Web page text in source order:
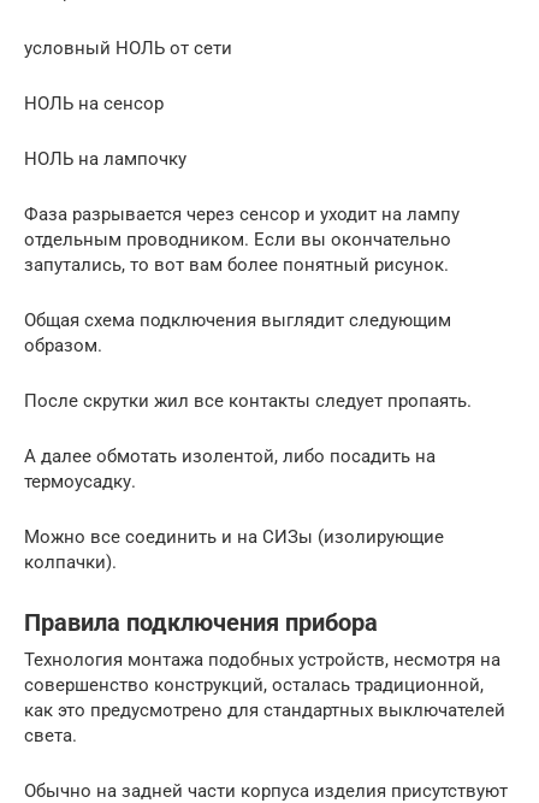
условный НОЛЬ от сети
НОЛЬ на сенсор
НОЛЬ на лампочку
Фаза разрывается через сенсор и уходит на лампу
отдельным проводником. Если вы окончательно
запутались, то вот вам более понятный рисунок.
Общая схема подключения выглядит следующим
образом.
После скрутки жил все контакты следует пропаять.
А далее обмотать изолентой, либо посадить на
термоусадку.
Можно все соединить и на СИЗы (изолирующие
колпачки).
Правила подключения прибора
Технология монтажа подобных устройств, несмотря на
совершенство конструкций, осталась традиционной,
как это предусмотрено для стандартных выключателей
света.
Обычно на задней части корпуса изделия присутствуют